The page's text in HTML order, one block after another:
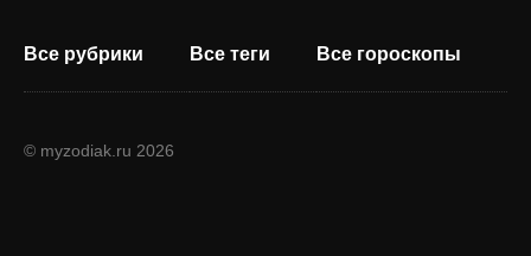
Все рубрики Все теги Все гороскопы
© myzodiak.ru 2026